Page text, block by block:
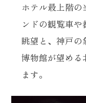
ホテル最上階の
ンドの観覧車
眺望と、 神戸の
博物館が望める
ます。